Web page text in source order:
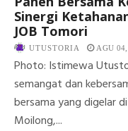
Sinergi
JOB Tomori
UTUSTORIA AGU
Photo: Istimewa
semangat dan
bersama yang digelar
Moilong,...